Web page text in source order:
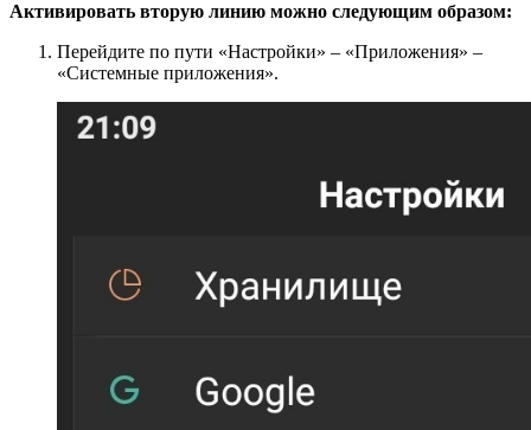
Активировать вторую линию можно следующим образом:
Перейдите по пути «Настройки» – «Приложения» –
«Системные приложения».